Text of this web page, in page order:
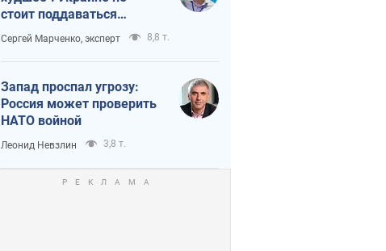
стоит поддаваться
отчаянию из-за
ракетного террора
Сергей Марченко, эксперт 8,8 т.
Запад проспал угрозу:
Россия может проверить
НАТО войной
Леонид Невзлин 3,8 т.